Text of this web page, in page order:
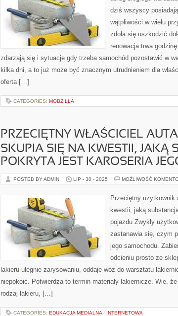
dziś wszyscy
wątpliwości w wielu
zdoła się uszkodzić
renowacja trwa
zdarzają się i sytuacje gdy trzeba samochód pozostawić w
kilka dni, a to już może być znacznym utrudnieniem dla
oferta […]
CATEGORIES: MOBZILLA
PRZECIĘTNY WŁAŚCICIEL
SKUPIA SIĘ NA KWESTII, JAKĄ
POKRYTA JEST KAROSERIA
POSTED BY ADMIN LIP - 30 - 2025 MOŻLIWOŚĆ
Przeciętny
kwestii, jaką
pojazdu Zwykły
zastanawia się, czym
jego samochodu.
odcieniu prosto ze
lakieru ulegnie zarysowaniu, oddaje wóz do warsztatu
niepokoić. Potwierdza to termin materiały lakiernicze. Wie,
rodzaj lakieru, […]
CATEGORIES: EDUKACJA MEDIALNA I INTERNETOWA